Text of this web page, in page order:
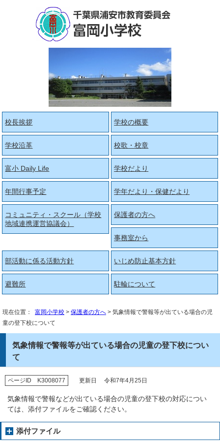
校長挨拶 学校の概要
学校沿革 校歌・校章
富小 Daily Life 学校だより
年間行事予定 学年だより・保健だより
コミュニティ・スクール（学校
地域連携運営協議会）
保護者の方へ
事務室から
部活動に係る活動方針 いじめ防止基本方針
避難所 駐輪について
現在位置： 富岡小学校 > 保護者の方へ > 気象情報で警報等が出ている場合の児
童の登下校について
気象情報で警報等が出ている場合の児童の登下校につい
て
ページID K3008077 更新日 令和7年4月25日
気象情報で警報などが出ている場合の児童の登下校の対応につい
ては、添付ファイルをご確認ください。
添付ファイル